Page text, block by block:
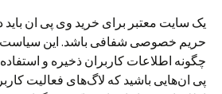
یک سایت معتبر برای خرید وی پی ان
حریم خصوصی شفافی باشد. این
چگونه اطلاعات کاربران ذخیره و
پی ان‌هایی باشید که لاگ‌های فعالیت